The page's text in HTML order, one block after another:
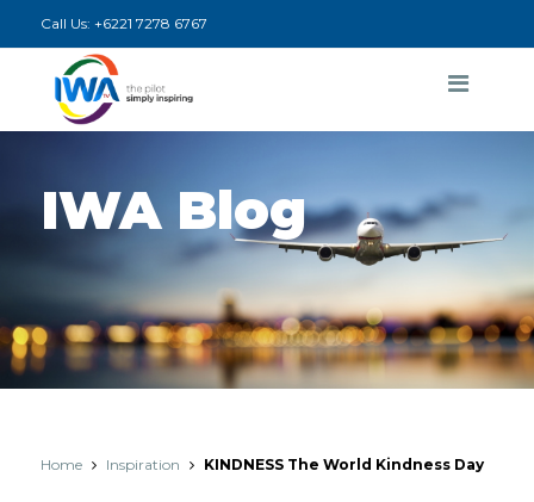
Call Us: +6221 7278 6767
IWA Blog
Home Inspiration KINDNESS The World Kindness Day